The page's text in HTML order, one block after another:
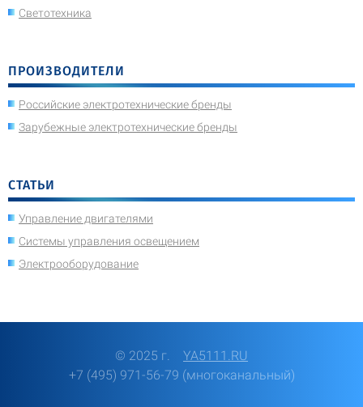
Светотехника
ПРОИЗВОДИТЕЛИ
Российские электротехнические бренды
Зарубежные электротехнические бренды
СТАТЬИ
Управление двигателями
Системы управления освещением
Электрооборудование
© 2025 г. YA5111.RU
+7 (495) 971-56-79 (многоканальный)